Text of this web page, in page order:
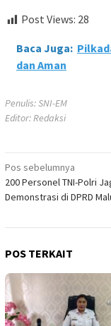
Post Views: 28
Baca Juga:
dan Aman
Penulis: SNI-EM
Editor: Redaksi
Navigasi
pos
Pos sebelumnya
200 Personel TNI-Polri
Demonstrasi di DPRD
POS TERKAIT